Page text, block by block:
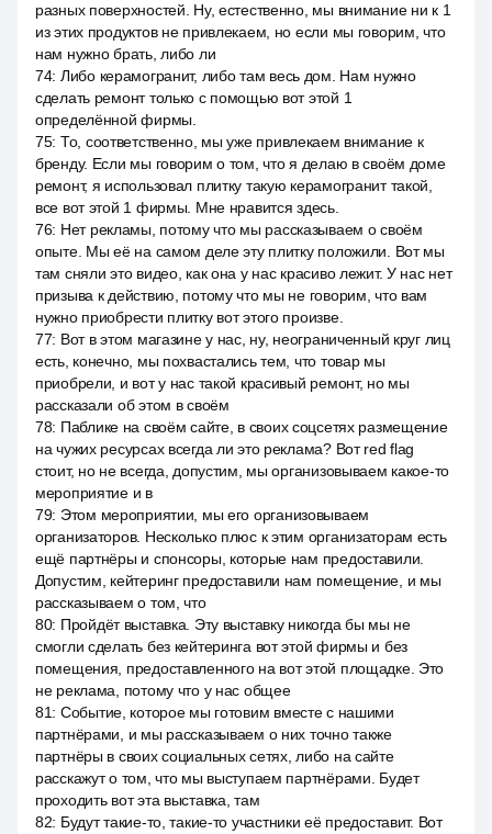
разных поверхностей. Ну, естественно, мы внимание ни к 1
из этих продуктов не привлекаем, но если мы говорим, что
нам нужно брать, либо ли
74: Либо керамогранит, либо там весь дом. Нам нужно
сделать ремонт только с помощью вот этой 1
определённой фирмы.
75: То, соответственно, мы уже привлекаем внимание к
бренду. Если мы говорим о том, что я делаю в своём доме
ремонт, я использовал плитку такую керамогранит такой,
все вот этой 1 фирмы. Мне нравится здесь.
76: Нет рекламы, потому что мы рассказываем о своём
опыте. Мы её на самом деле эту плитку положили. Вот мы
там сняли это видео, как она у нас красиво лежит. У нас нет
призыва к действию, потому что мы не говорим, что вам
нужно приобрести плитку вот этого произве.
77: Вот в этом магазине у нас, ну, неограниченный круг лиц
есть, конечно, мы похвастались тем, что товар мы
приобрели, и вот у нас такой красивый ремонт, но мы
рассказали об этом в своём
78: Паблике на своём сайте, в своих соцсетях размещение
на чужих ресурсах всегда ли это реклама? Вот red flag
стоит, но не всегда, допустим, мы организовываем какое-то
мероприятие и в
79: Этом мероприятии, мы его организовываем
организаторов. Несколько плюс к этим организаторам есть
ещё партнёры и спонсоры, которые нам предоставили.
Допустим, кейтеринг предоставили нам помещение, и мы
рассказываем о том, что
80: Пройдёт выставка. Эту выставку никогда бы мы не
смогли сделать без кейтеринга вот этой фирмы и без
помещения, предоставленного на вот этой площадке. Это
не реклама, потому что у нас общее
81: Событие, которое мы готовим вместе с нашими
партнёрами, и мы рассказываем о них точно также
партнёры в своих социальных сетях, либо на сайте
расскажут о том, что мы выступаем партнёрами. Будет
проходить вот эта выставка, там
82: Будут такие-то, такие-то участники её предоставит. Вот